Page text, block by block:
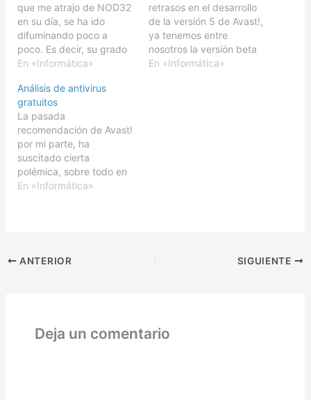
que me atrajo de NOD32
en su día, se ha ido
difuminando poco a
poco. Es decir, su grado
superior de detección, en
elevada velocidad de
escaneo, son cualidades,
que una vez superada la
versión 1, poco a poco
dejaron de estar…
En «Informática»
retrasos en el desarrollo
de la versión 5 de Avast!,
ya tenemos entre
nosotros la versión beta
2.Avast! es el antivirus
En «Informática»
Análisis de antivirus
gratuitos
La pasada
recomendación de Avast!
por mi parte, ha
suscitado cierta
polémica, sobre todo en
base a los defensores de
complementado con una
En «Informática»
ANTERIOR SIGUIENTE
Deja un comentario